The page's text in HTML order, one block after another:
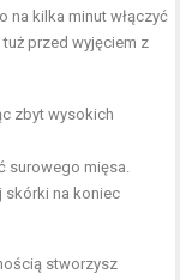
na kilka minut włączyć
przed wyjęciem z
zbyt wysokich
surowego mięsa.
skórki na koniec
stworzysz